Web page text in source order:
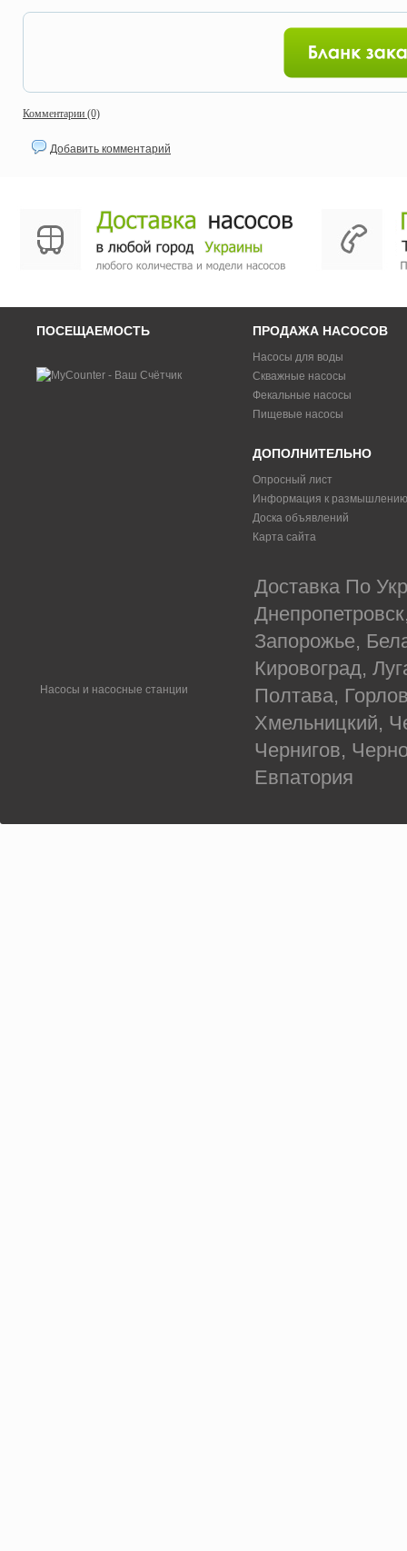
Комментарии (0)
Добавить комментарий
ПОСЕЩАЕМОСТЬ ПРОДАЖА НАСОСОВ
Насосы для воды
Скважные насосы
Фекальные насосы
Пищевые насосы
ДОПОЛНИТЕЛЬНО
Опросный лист
Информация к размышлению
Доска объявлений
Карта сайта
Насосы и насосные станции
Доставка По
Запорожье,
Кировоград,
Полтава,
Хмельницкий,
Чернигов,
Евпатория